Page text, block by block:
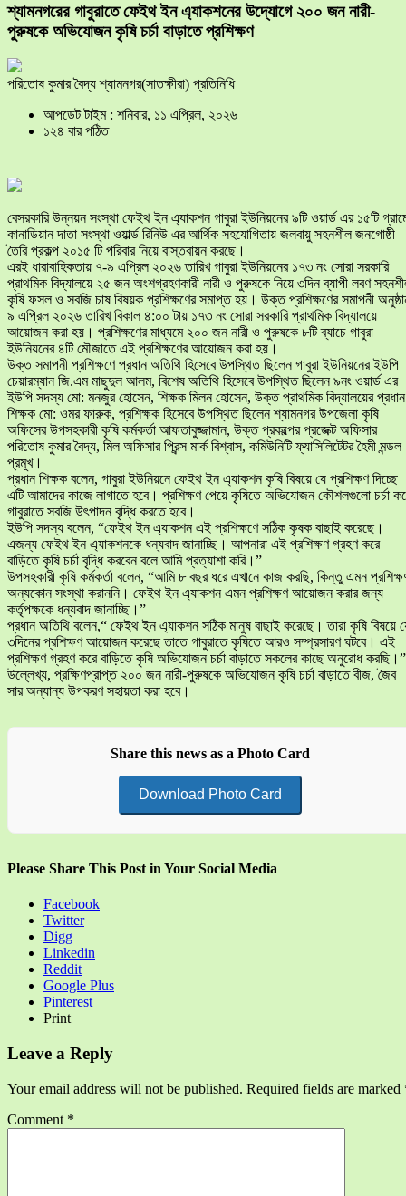
শ্যামনগরের গাবুরাতে ফেইথ ইন এ্যাকশনের উদ্যোগে ২০০ জন নারী-
পুরুষকে অভিযোজন কৃষি চর্চা বাড়াতে প্রশিক্ষণ
পরিতোষ কুমার বৈদ্য শ্যামনগর(সাতক্ষীরা) প্রতিনিধি
আপডেট টাইম : শনিবার, ১১ এপ্রিল, ২০২৬
১২৪ বার পঠিত
বেসরকারি উন্নয়ন সংস্থা ফেইথ ইন এ্যাকশন গাবুরা ইউনিয়নের ৯টি ওয়ার্ড এর ১৫টি
কানাডিয়ান দাতা সংস্থা ওয়ার্ল্ড রিনিউ এর আর্থিক সহযোগিতায় জলবায়ু সহনশীল জনগোষ্ঠী
তৈরি প্রকল্প ২০১৫ টি পরিবার নিয়ে বাস্তবায়ন করছে।
এরই ধারাবাহিকতায় ৭-৯ এপ্রিল ২০২৬ তারিখ গাবুরা ইউনিয়নের ১৭৩ নং সোরা সরকারি
প্রাথমিক বিদ্যালয়ে ২৫ জন অংশগ্রহণকারী নারী ও পুরুষকে নিয়ে ৩দিন ব্যাপী লবণ
কৃষি ফসল ও সবজি চাষ বিষয়ক প্রশিক্ষণের সমাপ্ত হয়। উক্ত প্রশিক্ষণের সমাপনী
৯ এপ্রিল ২০২৬ তারিখ বিকাল ৪:০০ টায় ১৭৩ নং সোরা সরকারি প্রাথমিক বিদ্যালয়ে
আয়োজন করা হয়। প্রশিক্ষণের মাধ্যমে ২০০ জন নারী ও পুরুষকে ৮টি ব্যাচে গাবুরা
ইউনিয়নের ৪টি মৌজাতে এই প্রশিক্ষণের আয়োজন করা হয়।
উক্ত সমাপনী প্রশিক্ষণে প্রধান অতিথি হিসেবে উপস্থিত ছিলেন গাবুরা ইউনিয়নের ইউপি
চেয়ারম্যান জি.এম মাছুদুল আলম, বিশেষ অতিথি হিসেবে উপস্থিত ছিলেন ৯নং ওয়ার্ড এর
ইউপি সদস্য মো: মনজুর হোসেন, শিক্ষক মিলন হোসেন, উক্ত প্রাথমিক বিদ্যালয়ের প্রধান
শিক্ষক মো: ওমর ফারুক, প্রশিক্ষক হিসেবে উপস্থিত ছিলেন শ্যামনগর উপজেলা কৃষি
অফিসের উপসহকারী কৃষি কর্মকর্তা আফতাবুজ্জামান, উক্ত প্রকল্পের প্রজেক্ট অফিসার
পরিতোষ কুমার বৈদ্য, মিল অফিসার প্রিন্স মার্ক বিশ্বাস, কমিউনিটি ফ্যাসিলিটেটর হৈমী মন্ডল
প্রমূখ।
প্রধান শিক্ষক বলেন, গাবুরা ইউনিয়নে ফেইথ ইন এ্যাকশন কৃষি বিষয়ে যে প্রশিক্ষণ দিচ্ছে
এটি আমাদের কাজে লাগাতে হবে। প্রশিক্ষণ পেয়ে কৃষিতে অভিযোজন কৌশলগুলো চর্চা
গাবুরাতে সবজি উৎপাদন বৃদ্ধি করতে হবে।
ইউপি সদস্য বলেন, “ফেইথ ইন এ্যাকশন এই প্রশিক্ষণে সঠিক কৃষক বাছাই করেছে।
এজন্য ফেইথ ইন এ্যাকশনকে ধন্যবাদ জানাচ্ছি। আপনারা এই প্রশিক্ষণ গ্রহণ করে
বাড়িতে কৃষি চর্চা বৃদ্ধি করবেন বলে আমি প্রত্যাশা করি।”
উপসহকারী কৃষি কর্মকর্তা বলেন, “আমি ৮ বছর ধরে এখানে কাজ করছি, কিন্তু এমন
অন্যকোন সংস্থা করাননি। ফেইথ ইন এ্যাকশন এমন প্রশিক্ষণ আয়োজন করার জন্য
কর্তৃপক্ষকে ধন্যবাদ জানাচ্ছি।”
প্রধান অতিথি বলেন,“ ফেইথ ইন এ্যাকশন সঠিক মানুষ বাছাই করেছে। তারা কৃষি বিষয়ে
৩দিনের প্রশিক্ষণ আয়োজন করেছে তাতে গাবুরাতে কৃষিতে আরও সম্প্রসারণ ঘটবে। এই
প্রশিক্ষণ গ্রহণ করে বাড়িতে কৃষি অভিযোজন চর্চা বাড়াতে সকলের কাছে অনুরোধ করছি।”
উল্লেখ্য, প্রক্ষিণপ্রাপ্ত ২০০ জন নারী-পুরুষকে অভিযোজন কৃষি চর্চা বাড়াতে বীজ, জৈব
সার অন্যান্য উপকরণ সহায়তা করা হবে।
Share this news as a Photo Card
Download Photo Card
Please Share This Post in Your Social Media
Facebook
Twitter
Digg
Linkedin
Reddit
Google Plus
Pinterest
Print
Leave a Reply
Your email address will not be published. Required fields are marked
Comment *